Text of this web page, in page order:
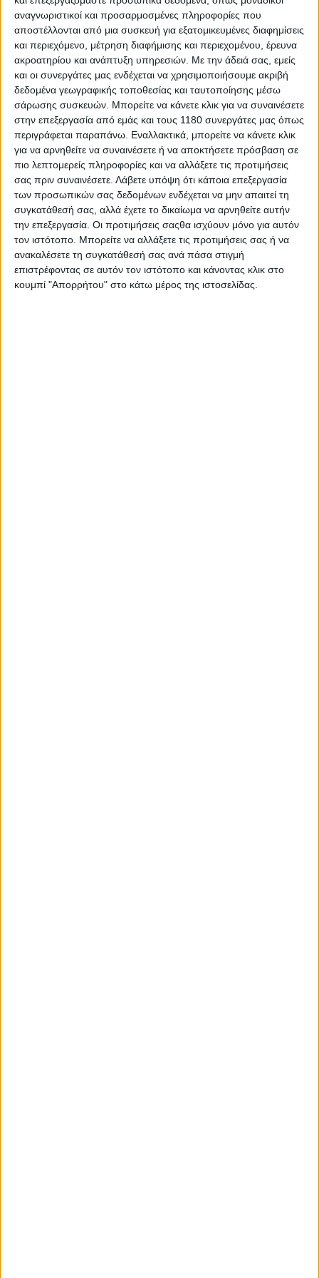
αναγνωριστικοί και προσαρμοσμένες πληροφορίες που
αποστέλλονται από μια συσκευή για εξατομικευμένες διαφημίσεις
και περιεχόμενο, μέτρηση διαφήμισης και περιεχομένου, έρευνα
ακροατηρίου και ανάπτυξη υπηρεσιών. Με την άδειά σας, εμείς
και οι συνεργάτες μας ενδέχεται να χρησιμοποιήσουμε ακριβή
δεδομένα γεωγραφικής τοποθεσίας και ταυτοποίησης μέσω
σάρωσης συσκευών. Μπορείτε να κάνετε κλικ για να συναινέσετε
στην επεξεργασία από εμάς και τους 1180 συνεργάτες μας όπως
περιγράφεται παραπάνω. Εναλλακτικά, μπορείτε να κάνετε κλικ
για να αρνηθείτε να συναινέσετε ή να αποκτήσετε πρόσβαση σε
πιο λεπτομερείς πληροφορίες και να αλλάξετε τις προτιμήσεις
σας πριν συναινέσετε. Λάβετε υπόψη ότι κάποια επεξεργασία
των προσωπικών σας δεδομένων ενδέχεται να μην απαιτεί τη
συγκατάθεσή σας, αλλά έχετε το δικαίωμα να αρνηθείτε αυτήν
την επεξεργασία. Οι προτιμήσεις σαςθα ισχύουν μόνο για αυτόν
τον ιστότοπο. Μπορείτε να αλλάξετε τις προτιμήσεις σας ή να
ανακαλέσετε τη συγκατάθεσή σας ανά πάσα στιγμή
επιστρέφοντας σε αυτόν τον ιστότοπο και κάνοντας κλικ στο
κουμπί "Απορρήτου" στο κάτω μέρος της ιστοσελίδας.
Τόσο ο Martin όσο και η ομάδα του θεωρούν πως ο
κλέφτης γνώριζε καλά τον χώρο και τις εγκαταστάσεις